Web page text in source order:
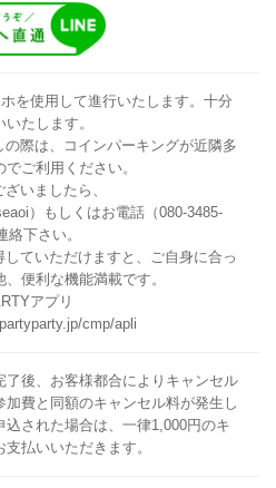
を使用して進行いたします。十分
たします。
の際は、コインパーキングが近隣多
ご利用ください。
いましたら、
）もしくはお電話（080-3485-
絡下さい。
していただけますと、ご自身に合っ
便利な機能満載です。
アプリ
cmp/apli
了後、お客様都合によりキャンセル
加費と同額のキャンセル料が発生し
込された場合は、一律1,000円のキ
払いいただきます。